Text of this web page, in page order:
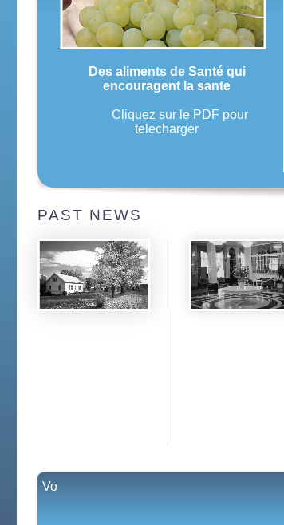
PAST NEWS
Vo
Des aliments de Santé qui
encouragent la sante
Cliquez sur le PDF pour
telecharger